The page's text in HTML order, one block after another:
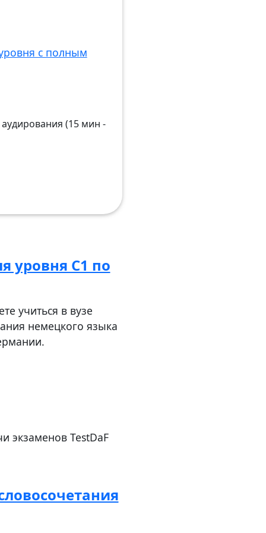
с полным
(15 мин -
уровня C1 по
учиться в вузе
немецкого языка
экзаменов TestDaF